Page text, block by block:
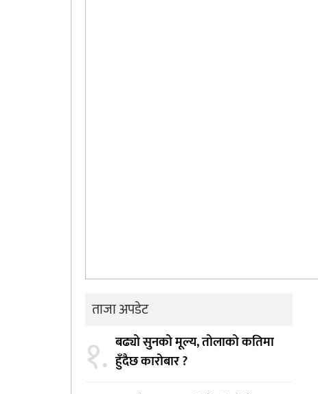
ताजा अपडेट
१. बढ्यो सुनको मूल्य, तोलाको कतिमा
हुँदैछ कारोबार ?